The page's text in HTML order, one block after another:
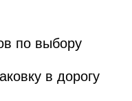
по выбору
в дорогу